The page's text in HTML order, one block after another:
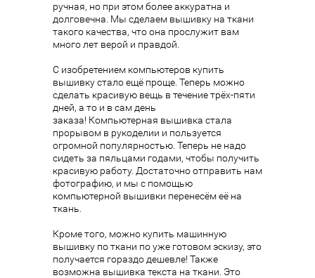
ручная, но при этом более аккуратна и
долговечна. Мы сделаем вышивку на ткани
такого качества, что она прослужит вам
много лет верой и правдой.
С изобретением компьютеров купить
вышивку стало ещё проще. Теперь можно
сделать красивую вещь в течение трёх-пяти
дней, а то и в сам день
заказа! Компьютерная вышивка стала
прорывом в рукоделии и пользуется
огромной популярностью. Теперь не надо
сидеть за пяльцами годами, чтобы получить
красивую работу. Достаточно отправить нам
фотографию, и мы с помощью
компьютерной вышивки перенесём её на
ткань.
Кроме того, можно купить машинную
вышивку по ткани по уже готовом эскизу, это
получается гораздо дешевле! Также
возможна вышивка текста на ткани. Это